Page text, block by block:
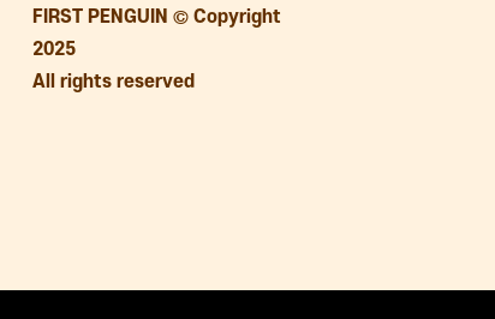
FIRST PENGUIN © Copyright
2025
All rights reserved